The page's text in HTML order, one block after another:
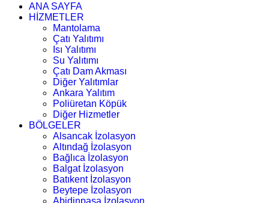
ANA SAYFA
HİZMETLER
Mantolama
Çatı Yalıtımı
Isı Yalıtımı
Su Yalıtımı
Çatı Dam Akması
Diğer Yalıtımlar
Ankara Yalıtım
Poliüretan Köpük
Diğer Hizmetler
BÖLGELER
Alsancak İzolasyon
Altındağ İzolasyon
Bağlıca İzolasyon
Balgat İzolasyon
Batıkent İzolasyon
Beytepe İzolasyon
Abidinpaşa İzolasyon